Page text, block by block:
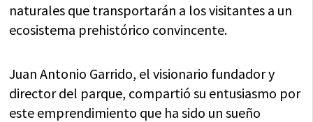
naturales que transportarán a los visitantes a un
ecosistema prehistórico convincente.
Juan Antonio Garrido, el visionario fundador y
director del parque, compartió su entusiasmo por
este emprendimiento que ha sido un sueño